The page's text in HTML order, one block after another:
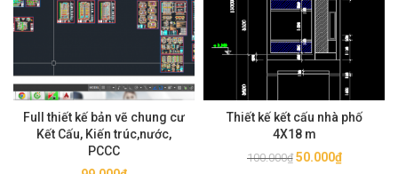
Full thiết kế bản vẽ chung cư
Kết Cấu, Kiến trúc,nước,
PCCC
Thiết kế kết cấu nhà phố
4X18 m
100.000₫ Giá
50.000₫Giá